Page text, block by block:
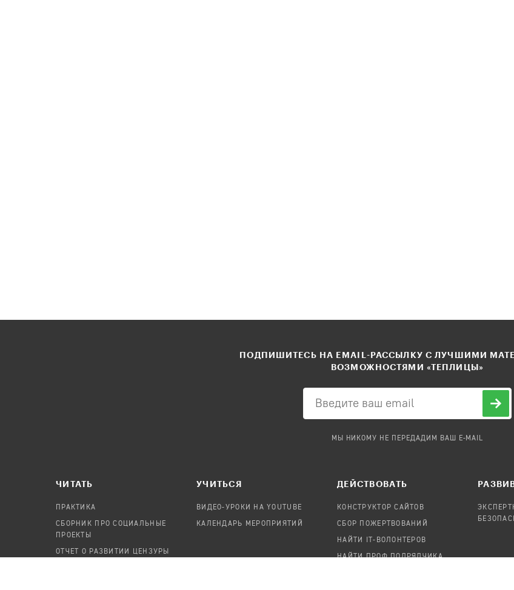
ПОДПИШИТЕСЬ НА EMAIL-РАССЫЛКУ С ЛУЧШИМИ
ВОЗМОЖНОСТЯМИ «ТЕПЛИЦЫ»
МЫ НИКОМУ НЕ ПЕРЕДАДИМ ВАШ E-MAIL
ЧИТАТЬ
ПРАКТИКА
СБОРНИК ПРО СОЦИАЛЬНЫЕ
ПРОЕКТЫ
ОТЧЕТ О РАЗВИТИИ ЦЕНЗУРЫ
УЧИТЬСЯ
ВИДЕО-УРОКИ НА YOUTUBE
КАЛЕНДАРЬ МЕРОПРИЯТИЙ
ДЕЙСТВОВАТЬ
КОНСТРУКТОР САЙТОВ
СБОР ПОЖЕРТВОВАНИЙ
НАЙТИ IT-ВОЛОНТЕРОВ
НАЙТИ ПРОФ.ПОДРЯДЧИКА